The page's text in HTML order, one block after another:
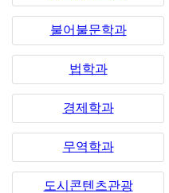
불어불문학과
법학과
경제학과
무역학과
도시콘텐츠관광